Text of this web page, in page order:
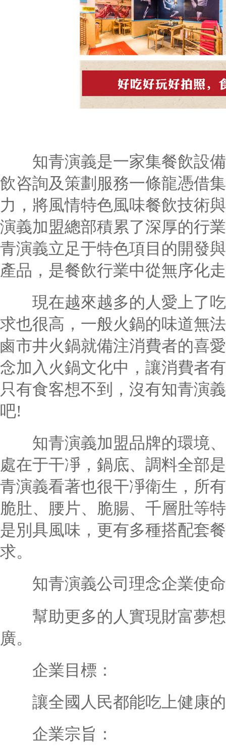
知青演義是一家集餐飲設
飲咨詢及策劃服務一條龍憑借
力，將風情特色風味餐飲技術
演義加盟總部積累了深厚的行
青演義立足于特色項目的開發
產品，是餐飲行業中從無序化
現在越來越多的人愛上了吃
求也很高，一般火鍋的味道無
鹵市井火鍋就備注消費者的喜
念加入火鍋文化中，讓消費者
只有食客想不到，沒有知青演
吧!
知青演義加盟品牌的環境、
處在于干凈，鍋底、調料全部
青演義看著也很干凈衛生，所
脆肚、腰片、脆腸、千層肚等
是別具風味，更有多種搭配套
求。
知青演義公司理念企業使
幫助更多的人實現財富夢
廣。
企業目標：
讓全國人民都能吃上健康的
企業宗旨：